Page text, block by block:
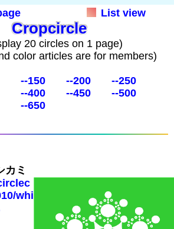
List view
Cropcircle
20 circles on 1 page)
color articles are for members)
--150 --200
--250
--400 --450
--500
--650
カミ
whi